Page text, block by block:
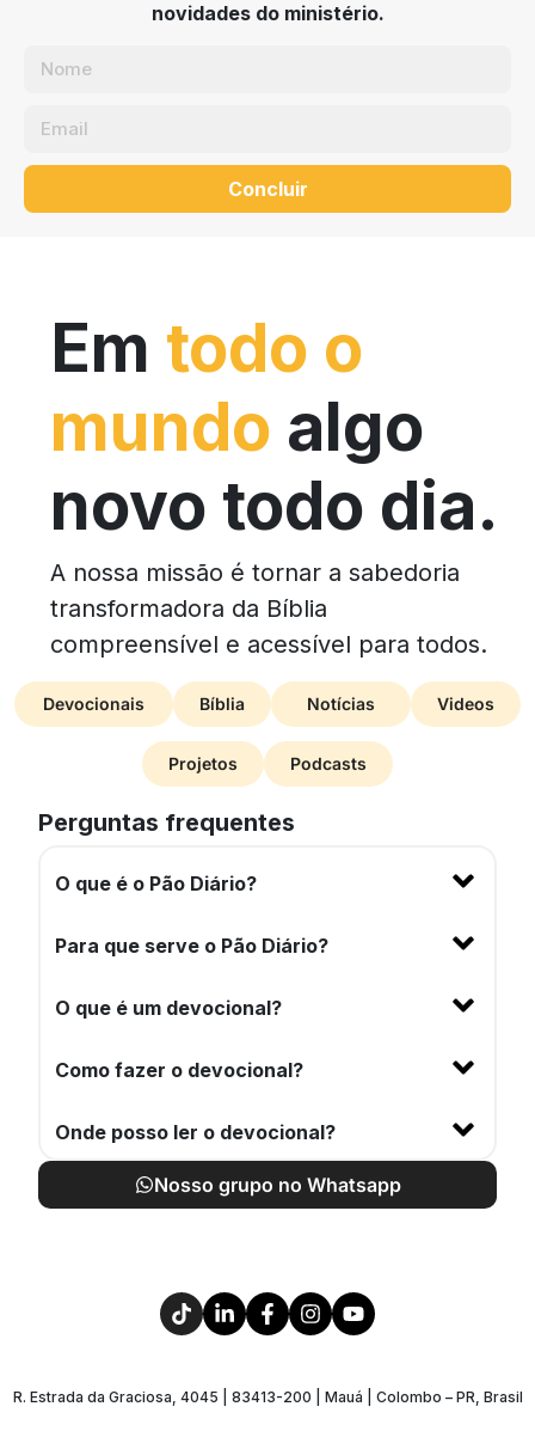
novidades do ministério.
Concluir
Em todo o
mundo algo
novo todo dia.
A nossa missão é tornar a sabedoria
transformadora da Bíblia
compreensível e acessível para todos.
Devocionais Bíblia Notícias Videos
Projetos Podcasts
Perguntas frequentes
O que é o Pão Diário?
Para que serve o Pão Diário?
O que é um devocional?
Como fazer o devocional?
Onde posso ler o devocional?
Nosso grupo no Whatsapp
R. Estrada da Graciosa, 4045 | 83413-200 | Mauá | Colombo – PR, Brasil